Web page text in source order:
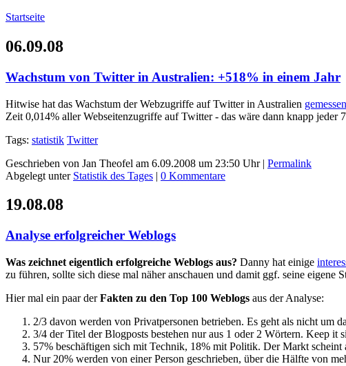
Startseite
06.09.08
Wachstum von Twitter in Australien: +518% in einem Jahr
Hitwise hat das Wachstum der Webzugriffe auf Twitter in Australien gemessen
Zeit 0,014% aller Webseitenzugriffe auf Twitter - das wäre dann knapp jeder
Tags: statistik Twitter
Geschrieben von Jan Theofel am 6.09.2008 um 23:50 Uhr | Permalink
Abgelegt unter Statistik des Tages | 0 Kommentare
19.08.08
Analyse erfolgreicher Weblogs
Was zeichnet eigentlich erfolgreiche Weblogs aus? Danny hat einige
zu führen, sollte sich diese mal näher anschauen und damit ggf. seine eigene
Hier mal ein paar derFakten zu den Top 100 Weblogs aus der Analyse:
2/3 davon werden von Privatpersonen betrieben. Es geht als nicht um
3/4 der Titel der Blogposts bestehen nur aus 1 oder 2 Wörtern. Keep it
57% beschäftigen sich mit Technik, 18% mit Politik. Der Markt
Nur 20% werden von einer Person geschrieben, über die Hälfte von